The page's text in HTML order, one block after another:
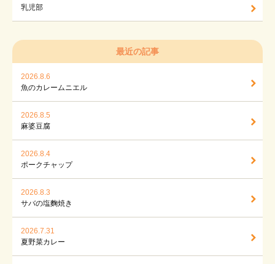
乳児部
最近の記事
2026.8.6
魚のカレームニエル
2026.8.5
麻婆豆腐
2026.8.4
ポークチャップ
2026.8.3
サバの塩麴焼き
2026.7.31
夏野菜カレー